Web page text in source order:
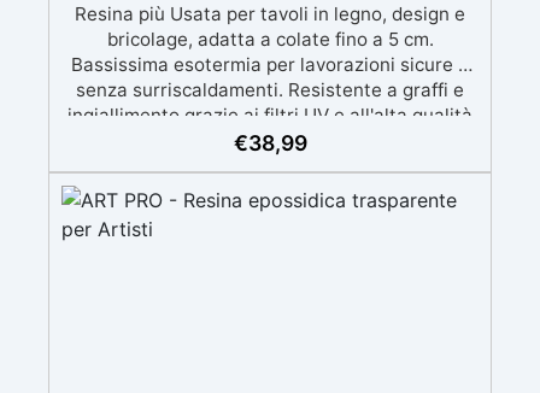
Resina più Usata per tavoli in legno, design e
bricolage, adatta a colate fino a 5 cm.
Bassissima esotermia per lavorazioni sicure e
senza surriscaldamenti. Resistente a graffi e
ingiallimento grazie ai filtri UV e all'alta qualità
meccanica. Bassa viscosità per eliminare bolle
BPA/VOC free e certificata per il contatto
prolungato con la pelle.
€38,99